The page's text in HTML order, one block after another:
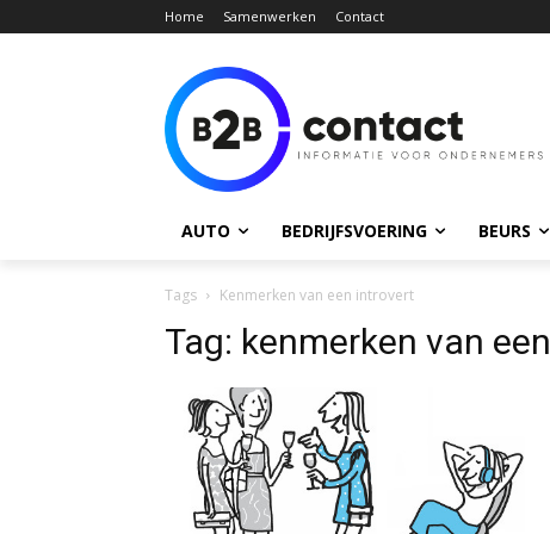
Home Samenwerken Contact
AUTO BEDRIJFSVOERING BEURS
Tags Kenmerken van een introvert
Tag: kenmerken van